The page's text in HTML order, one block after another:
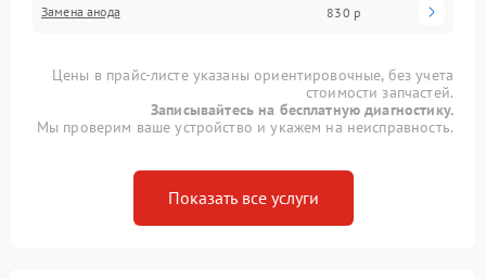
Замена анода 830 р
Цены в прайс-листе указаны ориентировочные, без учета
стоимости запчастей.
Записывайтесь на бесплатную диагностику.
Мы проверим ваше устройство и укажем на неисправность.
Показать все услуги